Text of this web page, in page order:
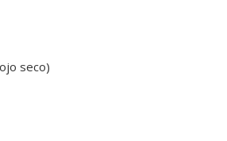
seco)